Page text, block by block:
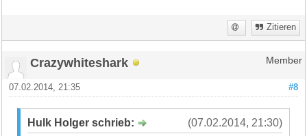
Zitieren
Crazywhiteshark Member
#8
07.02.2014, 21:35
(07.02.2014, 21:30)
Hulk Holger schrieb: